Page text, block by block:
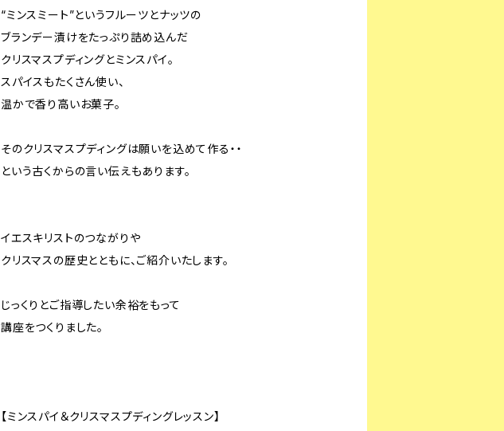
“ミンスミート”というフルーツとナッツの
ブランデー漬けをたっぷり詰め込んだ
クリスマスプディングとミンスパイ。
スパイスもたくさん使い、
温かで香り高いお菓子。
そのクリスマスプディングは願いを込めて作る・・
という古くからの言い伝えもあります。
イエスキリストのつながりや
クリスマスの歴史とともに、ご紹介いたします。
じっくりとご指導したい余裕をもって
講座をつくりました。
【ミンスパイ＆クリスマスプディングレッスン】